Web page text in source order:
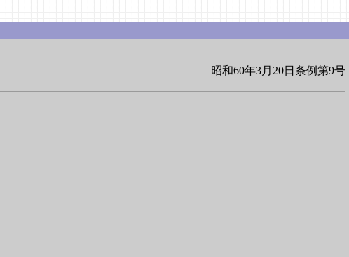
昭和60年3月20日条例第9号